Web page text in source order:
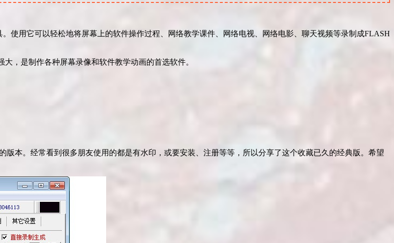
使用它可以轻松地将屏幕上的软件操作过程、网络教学课件、网络电视、网络电影、聊天视频等录制成FLASH
，是制作各种屏幕录像和软件教学动画的首选软件。
本。经常看到很多朋友使用的都是有水印，或要安装、注册等等，所以分享了这个收藏已久的经典版。希望